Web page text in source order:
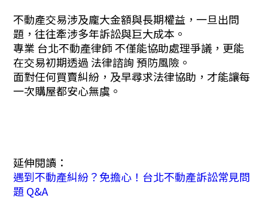
不動產交易涉及龐大金額與長期權益，一旦出問
題，往往牽涉多年訴訟與巨大成本。
專業 台北不動產律師 不僅能協助處理爭議，更能
在交易初期透過 法律諮詢 預防風險。
面對任何買賣糾紛，及早尋求法律協助，才能讓每
一次購屋都安心無虞。
延伸閱讀：
遇到不動產糾紛？免擔心！台北不動產訴訟常見問
題 Q&A